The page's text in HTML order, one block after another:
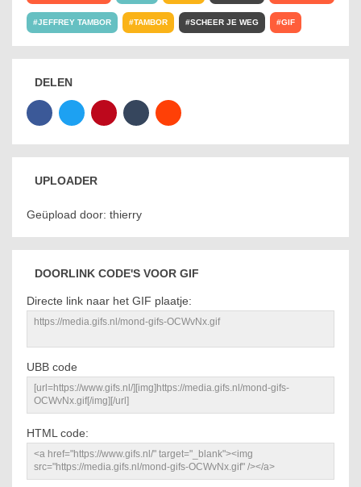
JEFFREY TAMBOR TAMBOR SCHEER JE WEG GIF
DELEN
UPLOADER
Geüpload door: thierry
DOORLINK CODE'S VOOR GIF
Directe link naar het GIF plaatje:
UBB code
HTML code: